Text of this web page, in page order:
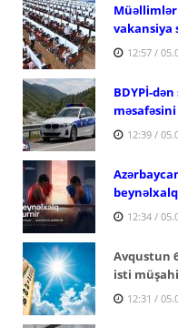
vakansiya
12:57 /
BDYPİ-
12:39 /
12:34 /
Avqustun
isti
12:31 /